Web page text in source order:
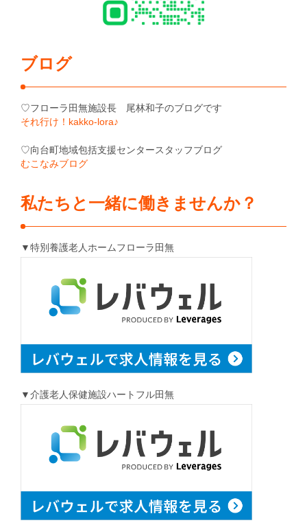
ブログ
♡フローラ田無施設長 尾林和子のブログです
それ行け！kakko-lora♪
♡向台町地域包括支援センタースタッフブログ
むこなみブログ
私たちと一緒に働きませんか？
▼特別養護老人ホームフローラ田無
▼介護老人保健施設ハートフル田無